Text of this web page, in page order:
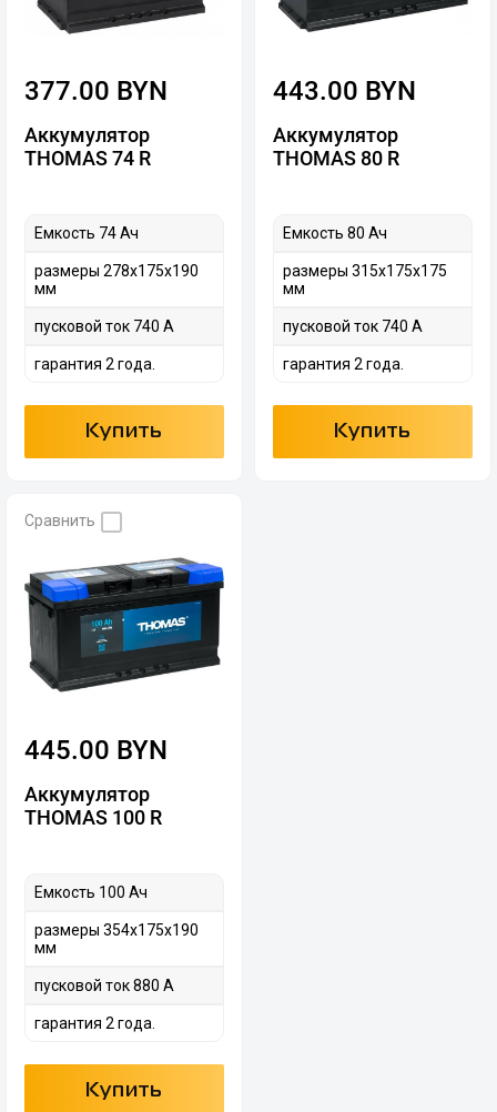
377.00 BYN
Аккумулятор
THOMAS 74 R
Емкость 74 Ач
размеры 278х175х190
мм
пусковой ток 740 А
гарантия 2 года.
Купить
443.00 BYN
Аккумулятор
THOMAS 80 R
Емкость 80 Ач
размеры 315х175х175
мм
пусковой ток 740 А
гарантия 2 года.
Купить
Сравнить
445.00 BYN
Аккумулятор
THOMAS 100 R
Емкость 100 Ач
размеры 354х175х190
мм
пусковой ток 880 А
гарантия 2 года.
Купить